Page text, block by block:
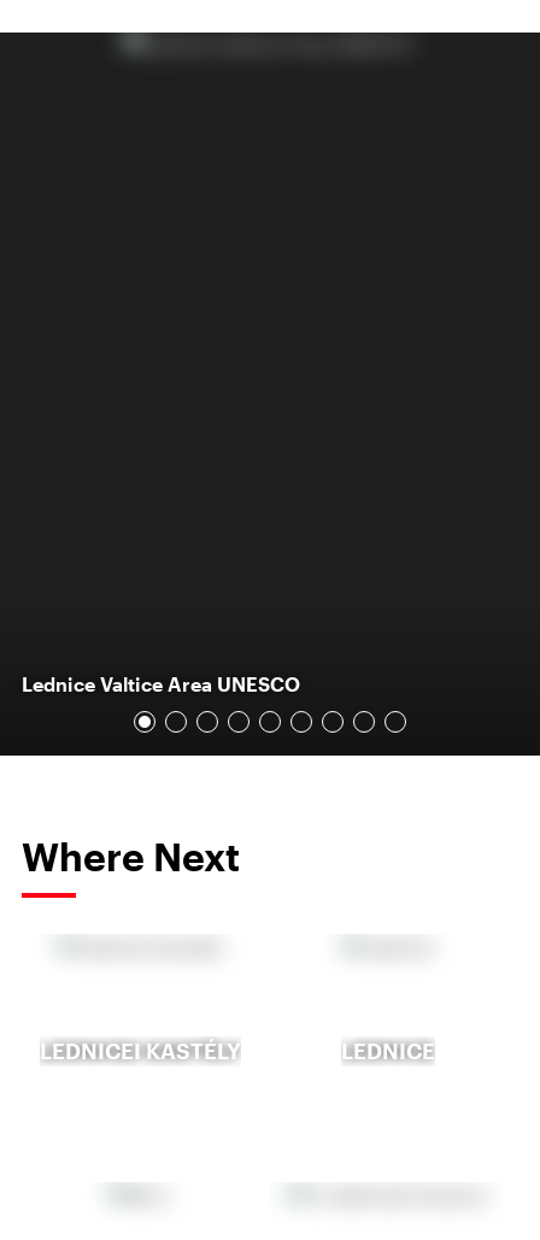
Lednice Valtice Area UNESCO
Where Next
LEDNICEI KASTÉLY LEDNICE